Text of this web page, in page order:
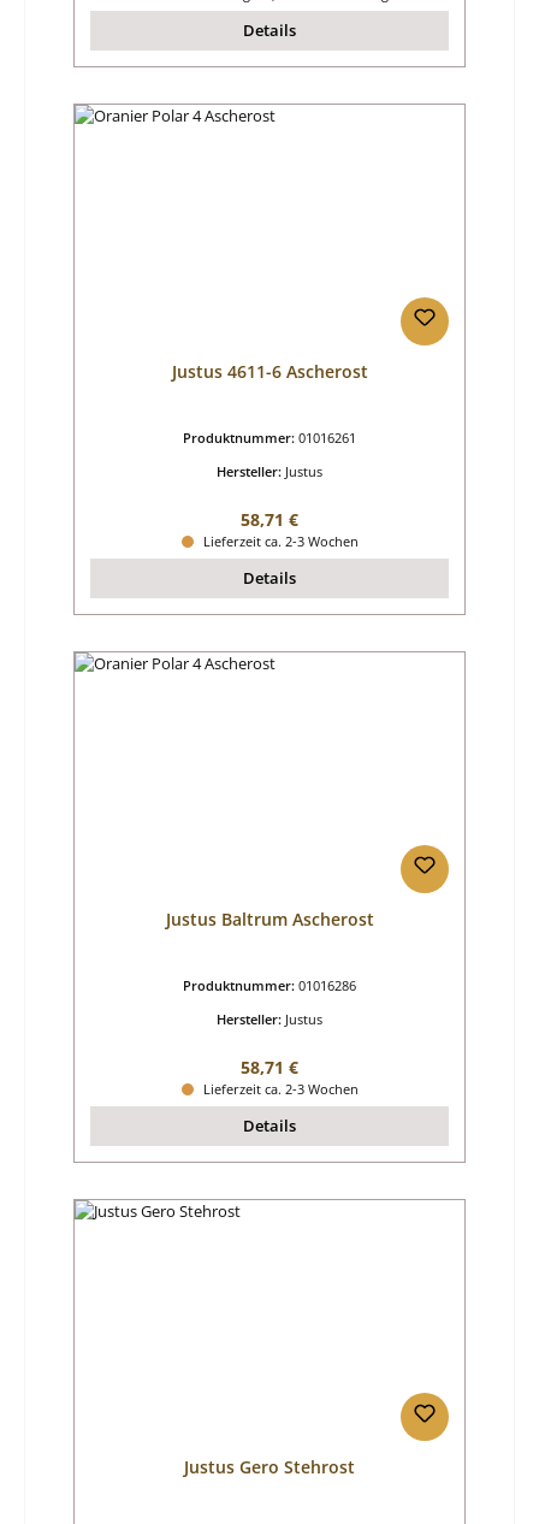
Details
Justus 4611-6 Ascherost
Produktnummer: 01016261
Hersteller: Justus
Regulärer Preis:
58,71 €
Lieferzeit ca. 2-3 Wochen
Details
Justus Baltrum Ascherost
Produktnummer: 01016286
Hersteller: Justus
Regulärer Preis:
58,71 €
Lieferzeit ca. 2-3 Wochen
Details
Justus Gero Stehrost